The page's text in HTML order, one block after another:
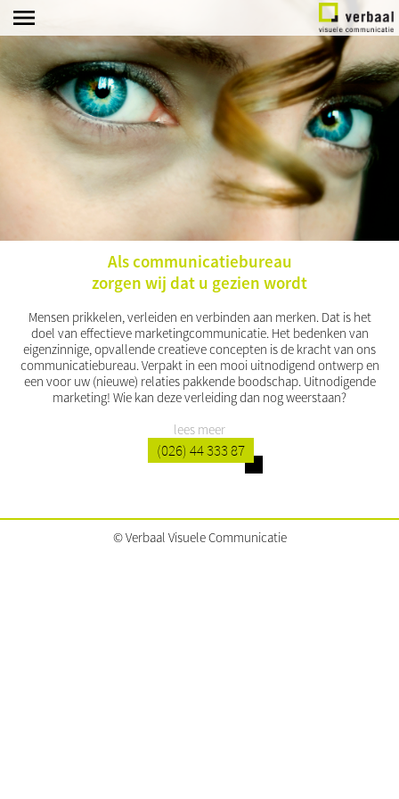
home
marketing
strategie
klanten
portfolio
Als communicatiebureau
zorgen wij dat u gezien wordt
Mensen prikkelen, verleiden en verbinden aan merken. Dat is het
doel van effectieve marketingcommunicatie. Het bedenken van
eigenzinnige, opvallende creatieve concepten is de kracht van ons
communicatiebureau. Verpakt in een mooi uitnodigend ontwerp en
een voor uw (nieuwe) relaties pakkende boodschap. Uitnodigende
marketing! Wie kan deze verleiding dan nog weerstaan?
lees meer
(026) 44 333 87
© Verbaal Visuele Communicatie